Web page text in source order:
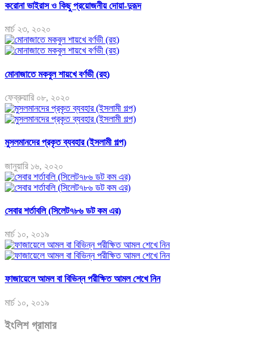
করোনা ভাইরাস ও কিছু প্রয়োজনীয় দোয়া-দুরূদ
মার্চ ২৩, ২০২০
মোনাজাতে মকবুল শায়খে বর্ণভী (রহ)
ফেব্রুয়ারি ০৮, ২০২০
মুসলমানদের প্রকৃত ব্যবহার (ইসলামী গল্প)
জানুয়ারি ১৬, ২০২০
সেবার শর্তাবলি (সিলেট৭৮৬ ডট কম এর)
মার্চ ১০, ২০১৯
ফাজায়েলে আমল বা বিভিন্ন পরীক্ষিত আমল শেখে নিন
মার্চ ১০, ২০১৯
ইংলিশ গ্রামার